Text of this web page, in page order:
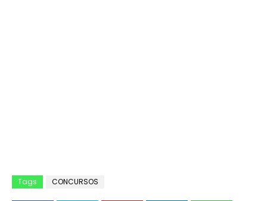
Tags CONCURSOS